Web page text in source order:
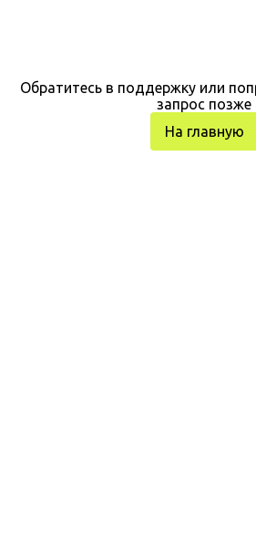
Обратитесь в поддержку или
запрос позже
На главную